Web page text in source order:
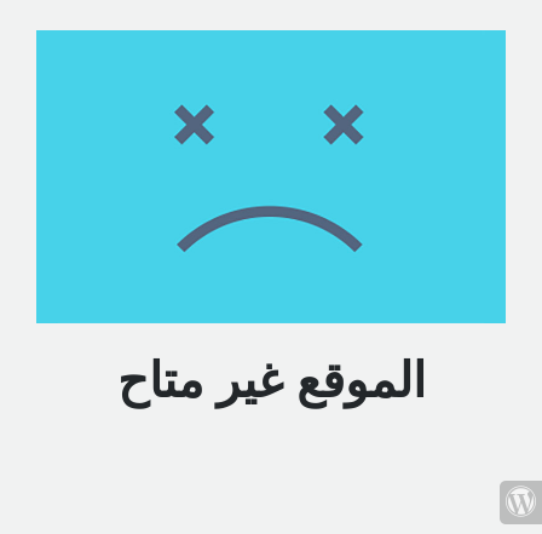
الموقع غير متاح